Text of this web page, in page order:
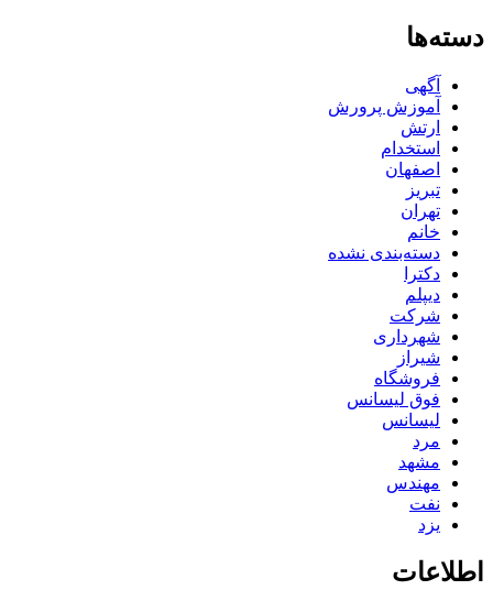
دسته‌ها
آگهی
آموزش پرورش
ارتش
استخدام
اصفهان
تبریز
تهران
خانم
دسته‌بندی نشده
دکترا
دیپلم
شرکت
شهرداری
شیراز
فروشگاه
فوق لیسانس
لیسانس
مرد
مشهد
مهندس
نفت
یزد
اطلاعات